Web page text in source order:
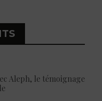
Aleph, le témoignage